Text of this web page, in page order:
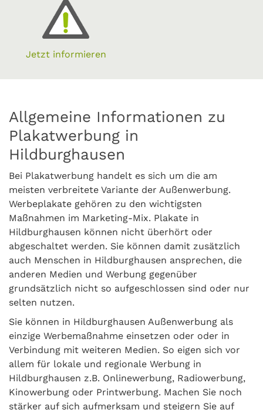
Jetzt informieren
Allgemeine Informationen zu
Plakatwerbung in
Hildburghausen
Bei Plakatwerbung handelt es sich um die am
meisten verbreitete Variante der Außenwerbung.
Werbeplakate gehören zu den wichtigsten
Maßnahmen im Marketing-Mix. Plakate in
Hildburghausen können nicht überhört oder
abgeschaltet werden. Sie können damit zusätzlich
auch Menschen in Hildburghausen ansprechen, die
anderen Medien und Werbung gegenüber
grundsätzlich nicht so aufgeschlossen sind oder nur
selten nutzen.
Sie können in Hildburghausen Außenwerbung als
einzige Werbemaßnahme einsetzen oder oder in
Verbindung mit weiteren Medien. So eigen sich vor
allem für lokale und regionale Werbung in
Hildburghausen z.B. Onlinewerbung, Radiowerbung,
Kinowerbung oder Printwerbung. Machen Sie noch
stärker auf sich aufmerksam und steigern Sie auf